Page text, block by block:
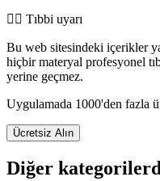
👨‍⚕️️ Tıbbi uyarı
Bu web sitesindeki içerikler
hiçbir materyal profesyonel
yerine geçmez.
Uygulamada 1000'den fazla
Ücretsiz Alın
Diğer